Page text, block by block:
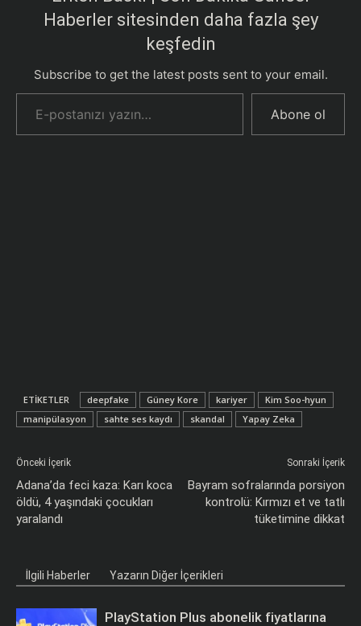
Haberler sitesinden daha fazla şey
keşfedin
Subscribe to get the latest posts sent to your email.
E-postanızı yazın…
Abone ol
ETIKETLER deepfake Güney Kore kariyer
Kim Soo-hyun
manipülasyon
sahte ses kaydı skandal Yapay Zeka
Önceki İçerik
Adana’da feci kaza: Karı koca
öldü, 4 yaşındaki çocukları
yaralandı
Sonraki İçerik
Bayram sofralarında porsiyon
kontrolü: Kırmızı et ve tatlı
tüketimine dikkat
İlgili Haberler Yazarın Diğer İçerikleri
PlayStation Plus abonelik fiyatlarına